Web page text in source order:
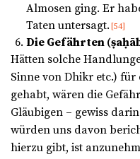
Almosen ging. Er
Taten untersagt. [54]
Die Gefährten
Hätten solche
Sinne von Dhikr etc.)
gehabt, wären die
Gläubigen – gewiss
würden uns davon
hierzu gibt, ist